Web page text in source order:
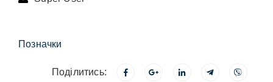
Позначки
Поділитись: